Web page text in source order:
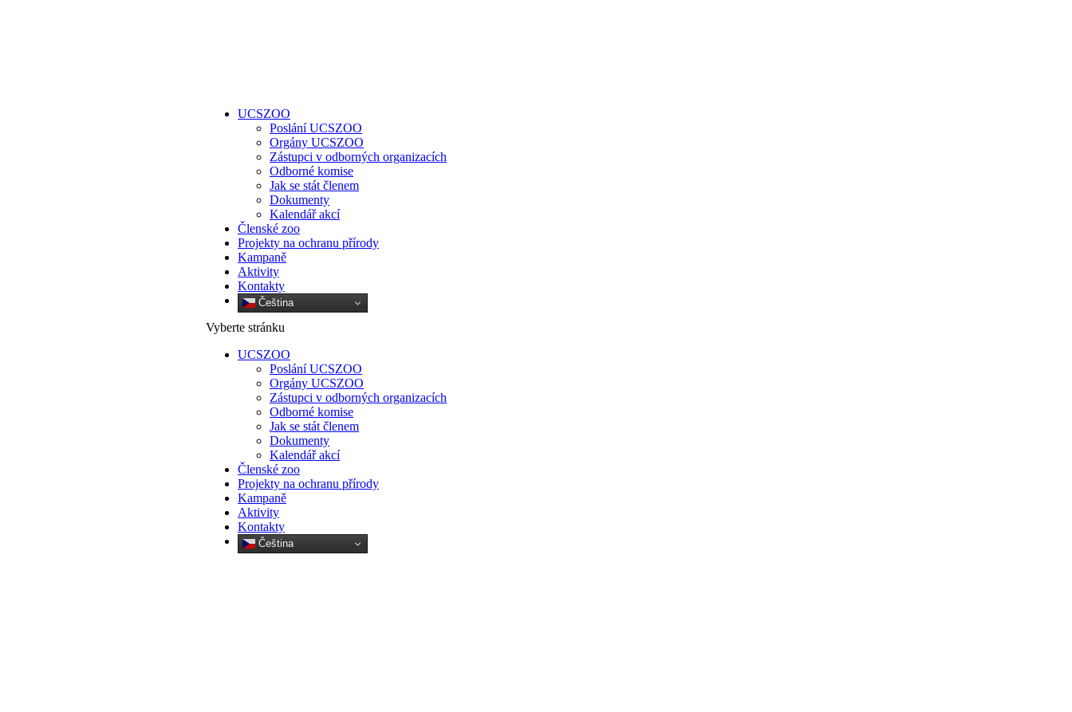
UCSZOO
Poslání UCSZOO
Orgány UCSZOO
Zástupci v odborných organizacích
Odborné komise
Jak se stát členem
Dokumenty
Kalendář akcí
Členské zoo
Projekty na ochranu přírody
Kampaně
Aktivity
Kontakty
Čeština‎
Vyberte stránku
UCSZOO
Poslání UCSZOO
Orgány UCSZOO
Zástupci v odborných organizacích
Odborné komise
Jak se stát členem
Dokumenty
Kalendář akcí
Členské zoo
Projekty na ochranu přírody
Kampaně
Aktivity
Kontakty
Čeština‎